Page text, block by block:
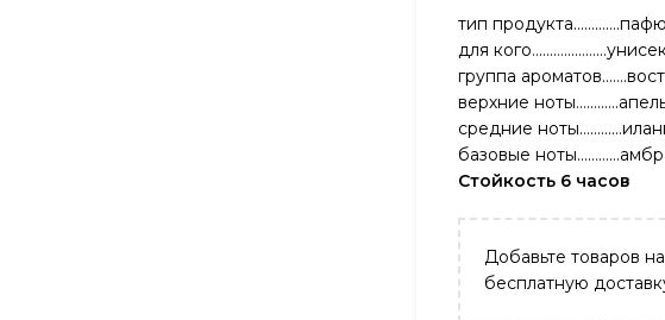
тип
для
группа
верхние
средние
базовые
Стойкость 6 часов
Добавьте товаров
бесплатную